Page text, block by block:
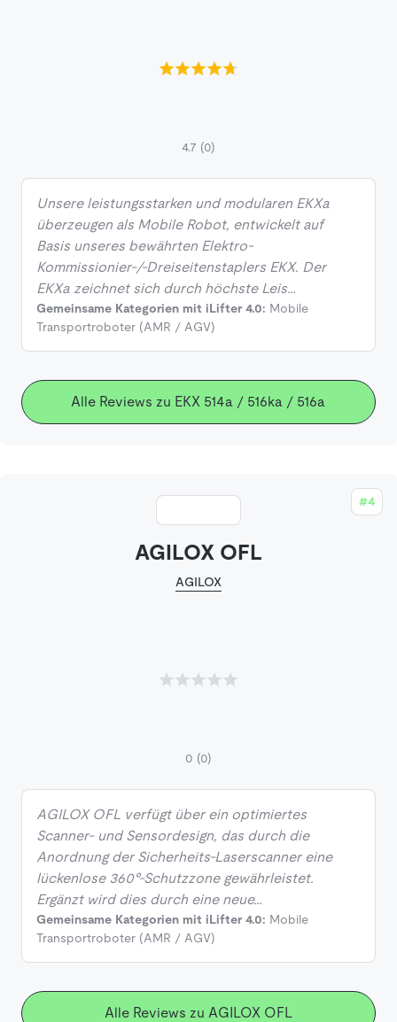
4.7 (0)
Unsere leistungsstarken und modularen EKXa
überzeugen als Mobile Robot, entwickelt auf
Basis unseres bewährten Elektro-
Kommissionier-/-Dreiseitenstaplers EKX. Der
EKXa zeichnet sich durch höchste Leis…
Gemeinsame Kategorien mit iLifter 4.0: Mobile
Transportroboter (AMR / AGV)
Alle Reviews zu EKX 514a / 516ka / 516a
#4
AGILOX OFL
AGILOX
0 (0)
AGILOX OFL verfügt über ein optimiertes
Scanner- und Sensordesign, das durch die
Anordnung der Sicherheits-Laserscanner eine
lückenlose 360°-Schutzzone gewährleistet.
Ergänzt wird dies durch eine neue…
Gemeinsame Kategorien mit iLifter 4.0: Mobile
Transportroboter (AMR / AGV)
Alle Reviews zu AGILOX OFL